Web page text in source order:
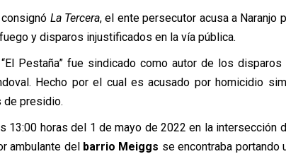
La Tercera, el ente persecutor acusa a Naranjo
y disparos injustificados en la vía pública.
Pestaña” fue sindicado como autor de los
Hecho por el cual es acusado por homicidio
de presidio.
13:00 horas del 1 de mayo de 2022 en la intersección
ambulante del barrio Meiggs se encontraba portando